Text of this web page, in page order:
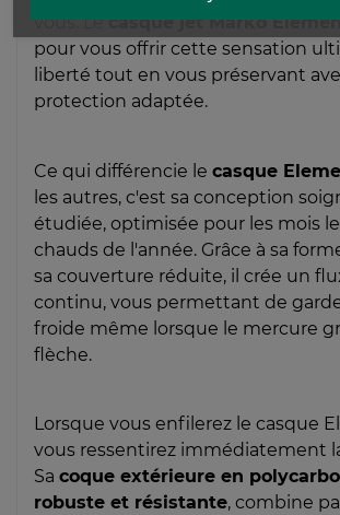
vous. Lecasque jet Marko
pour vous offrir cette sensation
liberté tout en vous préservant
protection adaptée.
Ce qui différencie le casque
les autres, c'est sa conception
étudiée, optimisée pour les mois
chauds de l'année. Grâce à sa
sa couverture réduite, il crée un
continu, vous permettant de
froide même lorsque le mercure
flèche.
Lorsque vous enfilerez le casque
vous ressentirez immédiatement
Sa coque extérieure en
robuste et résistante, combine